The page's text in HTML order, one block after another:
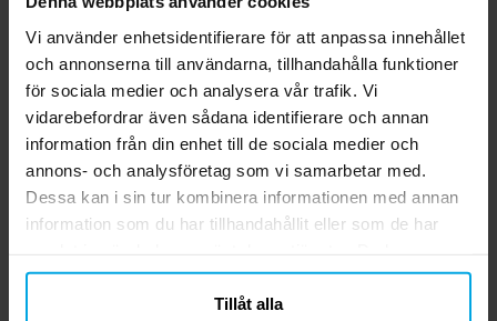
Vi använder enhetsidentifierare för att anpassa innehållet
och annonserna till användarna, tillhandahålla funktioner
för sociala medier och analysera vår trafik. Vi
vidarebefordrar även sådana identifierare och annan
information från din enhet till de sociala medier och
annons- och analysföretag som vi samarbetar med.
Dessa kan i sin tur kombinera informationen med annan
information som du har tillhandahållit eller som de har
närsomhelst ändra ditt samtycke.
Tillåt alla
Pris: 59,00 kr
59,00 kr
KÖP
Pris:249,00 kr
249,00 kr
KÖP
Andra köpte även